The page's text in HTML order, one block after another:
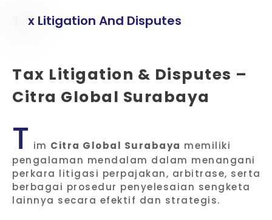
x Litigation And Disputes
Tax Litigation & Disputes –
Citra Global Surabaya
T im Citra Global Surabaya memiliki
pengalaman mendalam dalam menangani
perkara litigasi perpajakan, arbitrase, serta
berbagai prosedur penyelesaian sengketa
lainnya secara efektif dan strategis.